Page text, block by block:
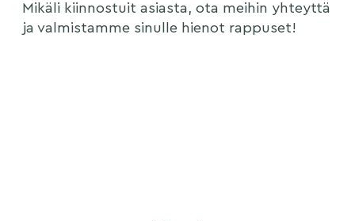
Mikäli kiinnostuit asiasta, ota meihin yhteyttä
ja valmistamme sinulle hienot rappuset!